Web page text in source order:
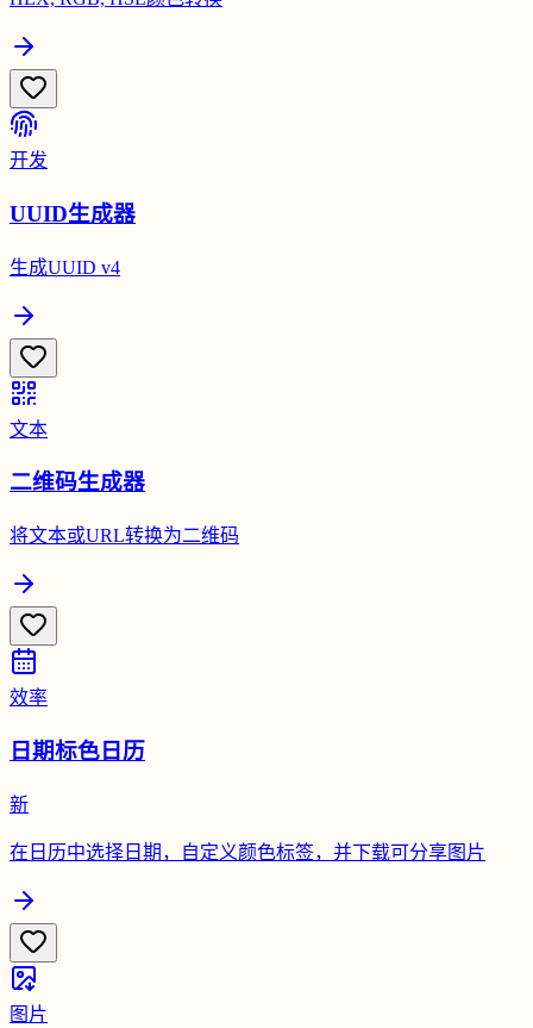
开发
UUID生成器
生成UUID v4
文本
二维码生成器
将文本或URL转换为二维码
效率
日期标色日历
新
在日历中选择日期，自定义颜色标签，并下载可分享图片
图片